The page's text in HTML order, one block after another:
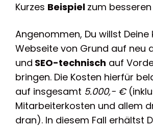
Kurzes Beispiel zum
Angenommen, Du willst
Webseite von Grund auf neu
und SEO-technisch auf
bringen. Die Kosten hierfür
auf insgesamt 5.000,- €
Mitarbeiterkosten und allem
dran). In diesem Fall erhältst